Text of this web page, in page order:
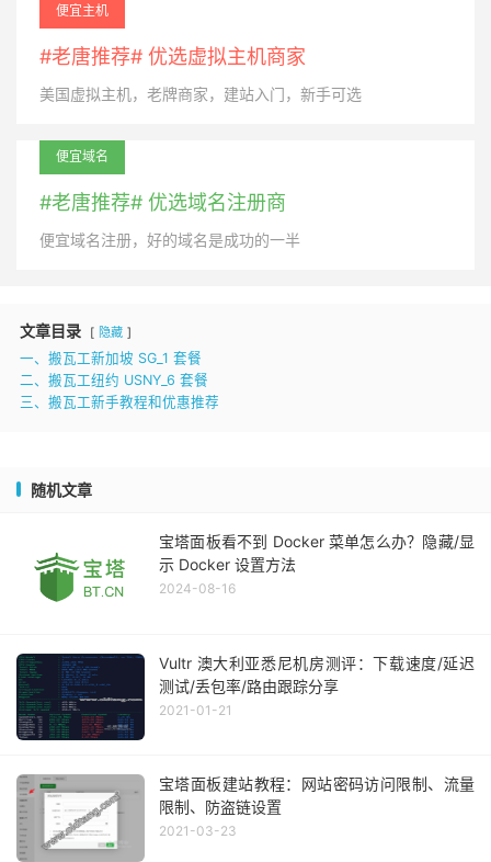
便宜主机
#老唐推荐# 优选虚拟主机商家
美国虚拟主机，老牌商家，建站入门，新手可选
便宜域名
#老唐推荐# 优选域名注册商
便宜域名注册，好的域名是成功的一半
文章目录 隐藏
一、搬瓦工新加坡 SG_1 套餐
二、搬瓦工纽约 USNY_6 套餐
三、搬瓦工新手教程和优惠推荐
随机文章
宝塔面板看不到 Docker 菜单怎么办？隐藏/显
示 Docker 设置方法
2024-08-16
Vultr 澳大利亚悉尼机房测评：下载速度/延迟
测试/丢包率/路由跟踪分享
2021-01-21
宝塔面板建站教程：网站密码访问限制、流量
限制、防盗链设置
2021-03-23